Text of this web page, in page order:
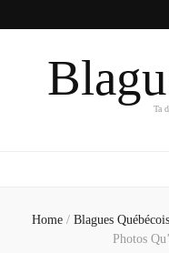
Ta
Home / Blagues
Photos